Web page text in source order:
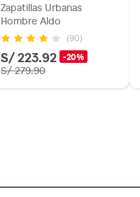
Zapatillas Urbanas
Hombre Aldo
(90)
S/ 223.92 -20%
S/ 279.90